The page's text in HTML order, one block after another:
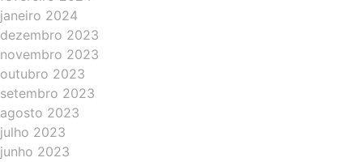
janeiro 2024
dezembro 2023
novembro 2023
outubro 2023
setembro 2023
agosto 2023
julho 2023
junho 2023